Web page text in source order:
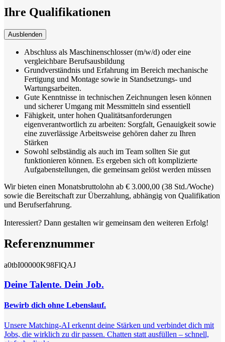
Ihre Qualifikationen
Ausblenden
Abschluss als Maschinenschlosser (m/w/d) oder eine
vergleichbare Berufsausbildung
Grundverständnis und Erfahrung im Bereich mechanische
Fertigung und Montage sowie in Standsetzungs- und
Wartungsarbeiten.
Gute Kenntnisse in technischen Zeichnungen lesen können
und sicherer Umgang mit Messmitteln sind essentiell
Fähigkeit, unter hohen Qualitätsanforderungen
eigenverantwortlich zu arbeiten: Sorgfalt, Genauigkeit sowie
eine zuverlässige Arbeitsweise gehören daher zu Ihren
Stärken
Sowohl selbständig als auch im Team sollten Sie gut
funktionieren können. Es ergeben sich oft komplizierte
Aufgabenstellungen, die gemeinsam gelöst werden müssen
Wir bieten einen Monatsbruttolohn ab € 3.000,00 (38 Std./Woche)
sowie die Bereitschaft zur Überzahlung, abhängig von Qualifikation
und Berufserfahrung.
Interessiert? Dann gestalten wir gemeinsam den weiteren Erfolg!
Referenznummer
a0tbI00000K98FlQAJ
Deine Talente. Dein Job.
Bewirb dich ohne Lebenslauf.
Unsere Matching-AI erkennt deine Stärken und verbindet dich mit
Jobs, die wirklich zu dir passen. Chatten statt ausfüllen – schnell,